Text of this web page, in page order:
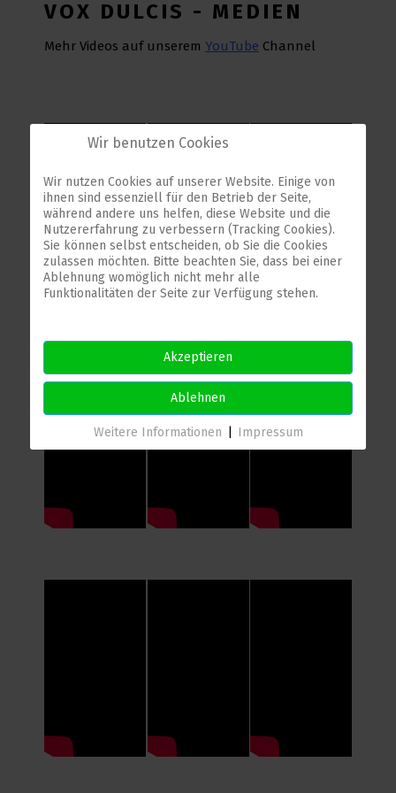
VOX DULCIS - MEDIEN
Mehr Videos auf unserem YouTube Channel
Wir benutzen Cookies
Wir nutzen Cookies auf unserer Website. Einige von
ihnen sind essenziell für den Betrieb der Seite,
während andere uns helfen, diese Website und die
Nutzererfahrung zu verbessern (Tracking Cookies).
Sie können selbst entscheiden, ob Sie die Cookies
zulassen möchten. Bitte beachten Sie, dass bei einer
Ablehnung womöglich nicht mehr alle
Funktionalitäten der Seite zur Verfügung stehen.
Akzeptieren
Ablehnen
Weitere Informationen Impressum